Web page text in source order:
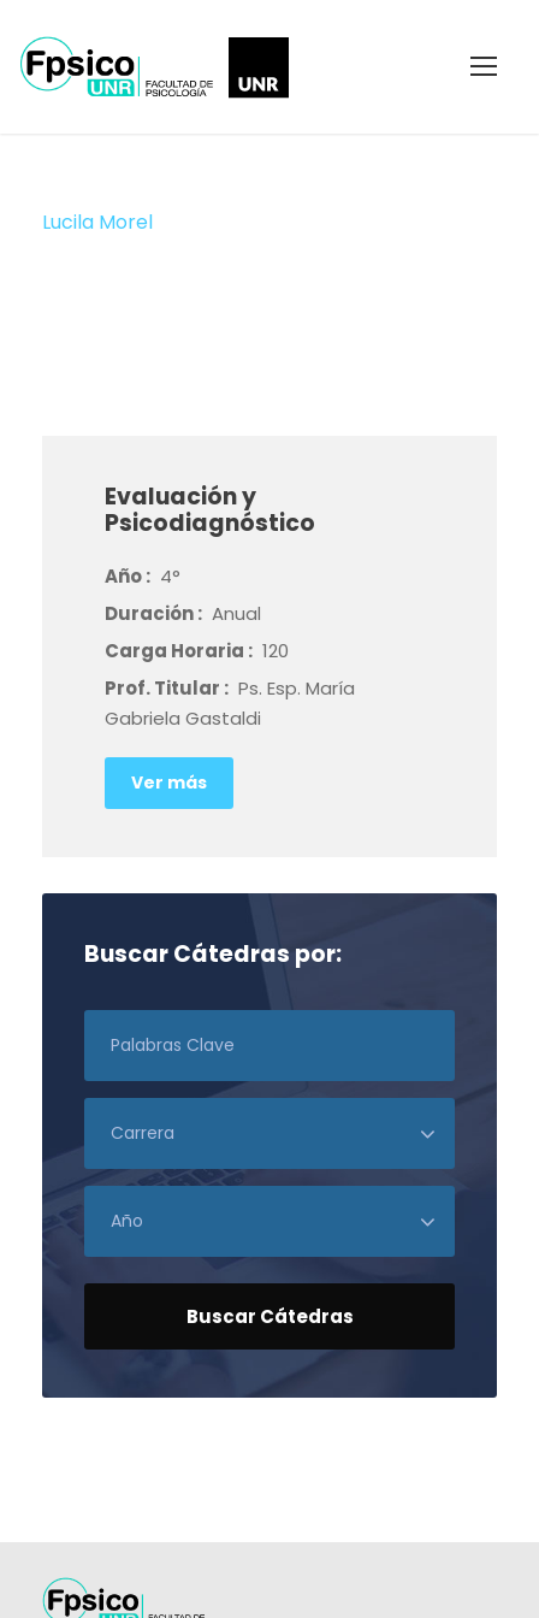
Lucila Morel
Evaluación y
Psicodiagnóstico
Año : 4°
Duración : Anual
Carga Horaria : 120
Prof. Titular : Ps. Esp. María
Gabriela Gastaldi
Ver más
Buscar Cátedras por: